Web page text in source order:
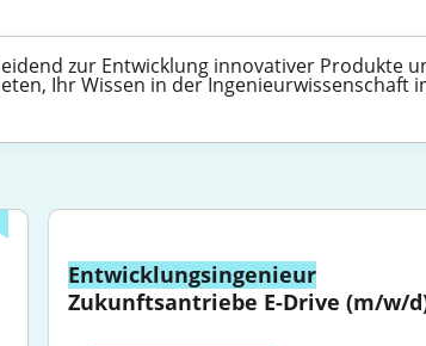
zur Entwicklung innovativer Produkte
Ihr Wissen in der Ingenieurwissenschaft
Entwicklungsingenieur
Zukunftsantriebe E-Drive (m/w/